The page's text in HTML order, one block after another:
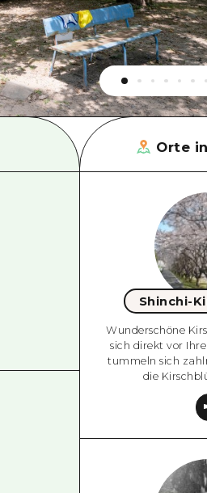
Orte
Shinchi-
Wunderschöne
sich direkt vor
tummeln sich
die